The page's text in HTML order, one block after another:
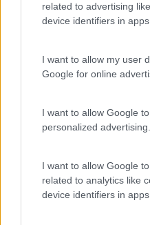
related to advertising
device identifiers in apps.
I want to allow my user
Google for online
I want to allow Google
personalized advertising.
I want to allow Google
related to analytics like
device identifiers in apps.
Aprendizagem
Atendimento E Relação
Cultura
Desenvolvimento